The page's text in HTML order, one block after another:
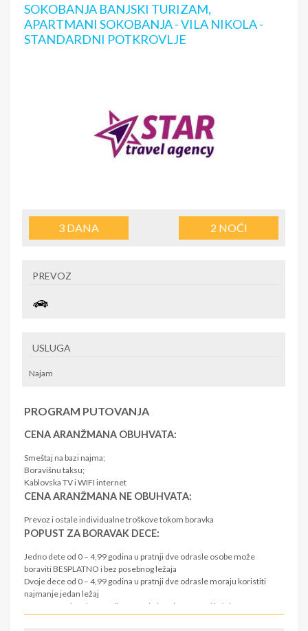
SOKOBANJA BANJSKI TURIZAM,
APARTMANI SOKOBANJA - VILA NIKOLA -
STANDARDNI POTKROVLJE
3 DANA 2 NOĆI
PREVOZ
USLUGA
Najam
PROGRAM PUTOVANJA
CENA ARANŽMANA OBUHVATA:
Smeštaj na bazi najma;
Boravišnu taksu;
Kablovska TV i WIFI internet
CENA ARANŽMANA NE OBUHVATA:
Prevoz i ostale individualne troškove tokom boravka
POPUST ZA BORAVAK DECE:
Jedno dete od 0 – 4,99 godina u pratnji dve odrasle osobe može
boraviti BESPLATNO i bez posebnog ležaja
Dvoje dece od 0 – 4,99 godina u pratnji dve odrasle moraju koristiti
najmanje jedan ležaj
Deca starosti preko 5 godina moraju imati sopstveni ležaj